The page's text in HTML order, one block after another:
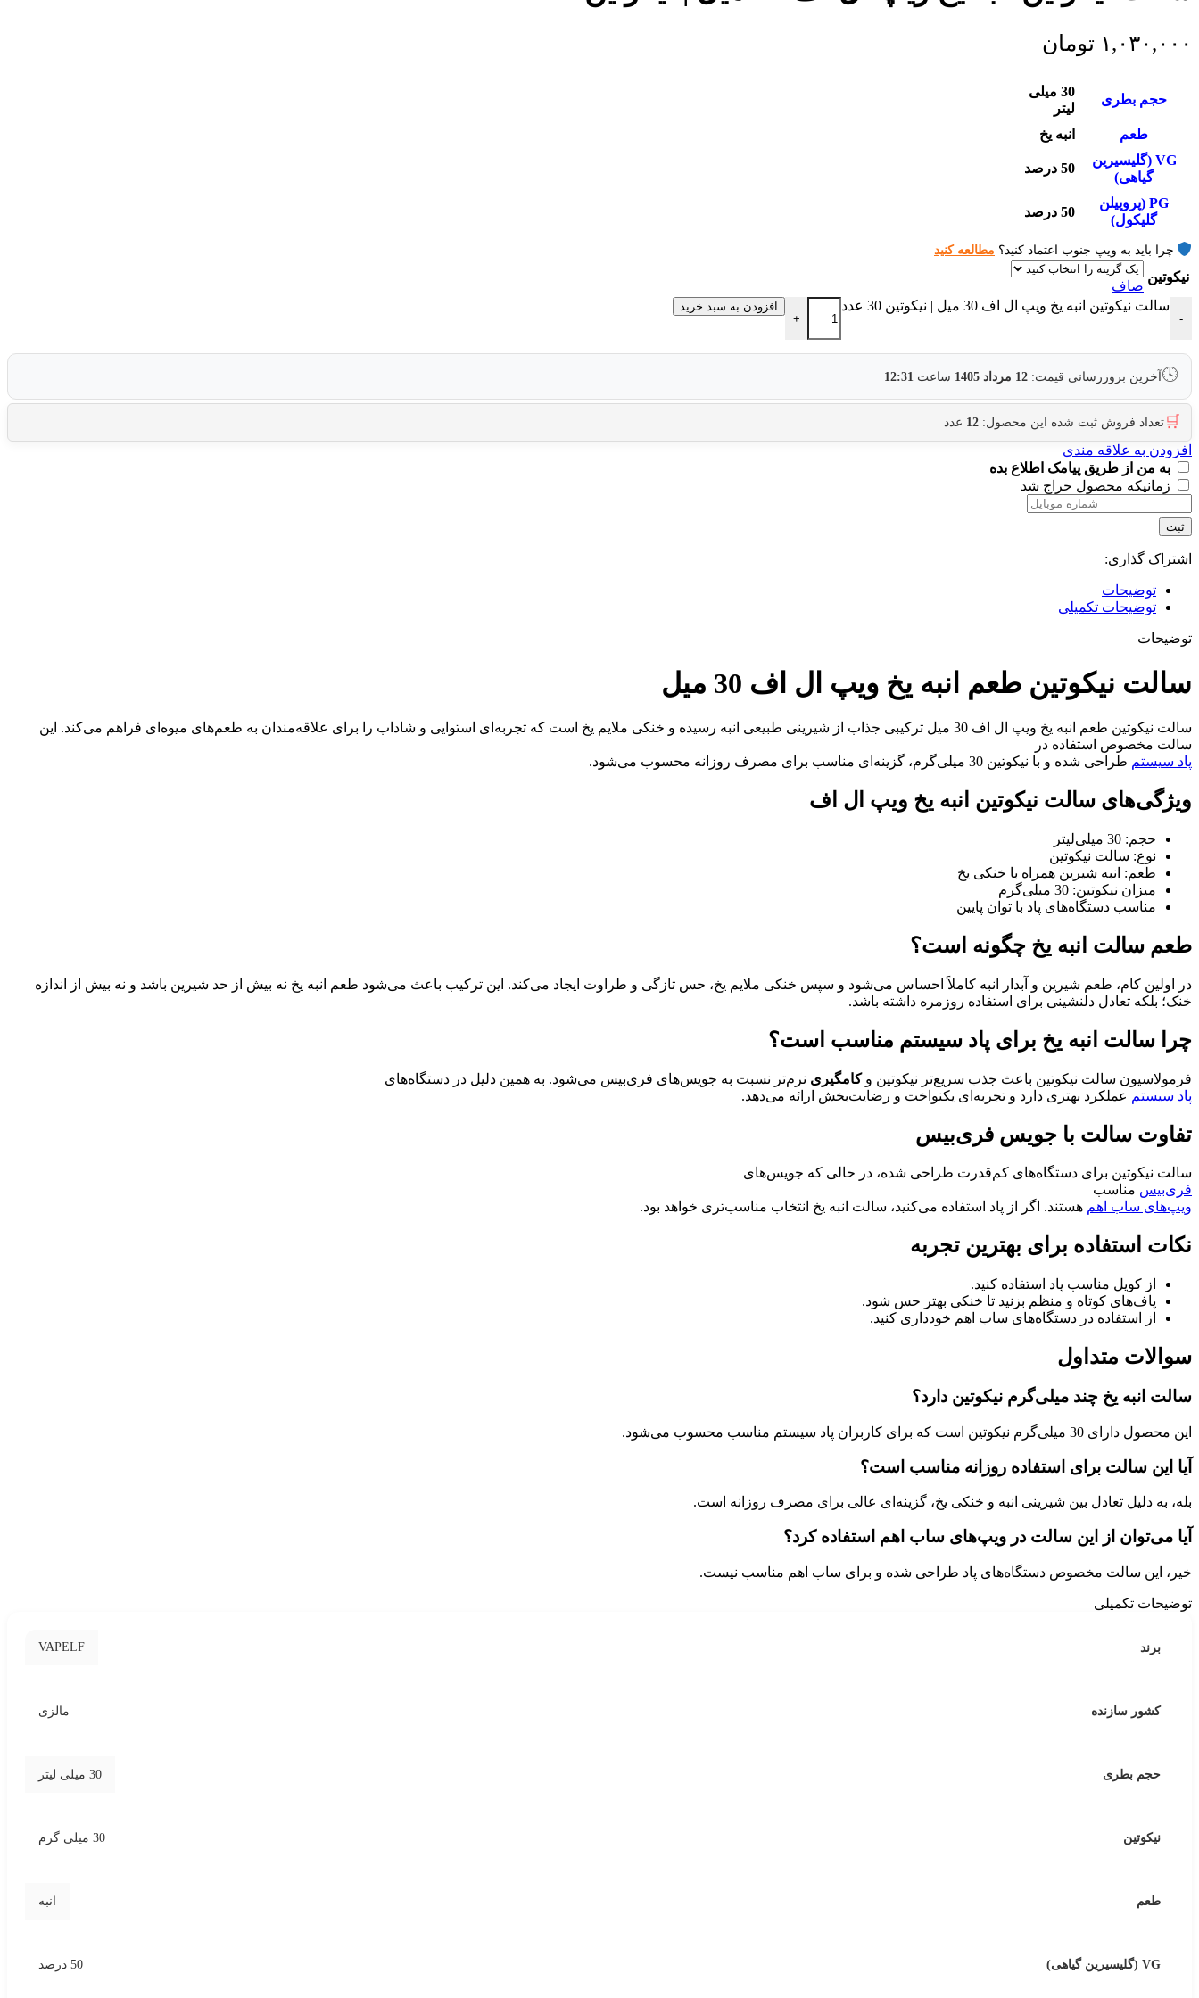
۱,۰۳۰,۰۰۰ تومان
حجم بطری
30 میلی
لیتر
طعم
انبه یخ
VG (گلیسیرین
گیاهی)
50 درصد
PG (پروپیلن
گلیکول)
50 درصد
چرا باید به ویپ جنوب اعتماد کنید؟ مطالعه کنید
نیکوتین
صاف
-
سالت نیکوتین انبه یخ ویپ ال اف 30 میل | نیکوتین 30 عدد
+
افزودن به سبد خرید
🕓 آخرین بروزرسانی قیمت: 12 مرداد 1405 ساعت 12:31
🛒 تعداد فروش ثبت شده این محصول: 12 عدد
افزودن به علاقه مندی
به من از طریق پیامک اطلاع بده
زمانیکه محصول حراج شد
ثبت
اشتراک گذاری:
توضیحات
توضیحات تکمیلی
توضیحات
سالت نیکوتین طعم انبه یخ ویپ ال اف 30 میل
سالت نیکوتین طعم انبه یخ ویپ ال اف 30 میل ترکیبی جذاب از شیرینی طبیعی انبه رسیده و خنکی ملایم یخ است که تجربه‌ای استوایی و شاداب را برای علاقه‌مندان به طعم‌های میوه‌ای فراهم می‌کند. این
سالت مخصوص استفاده در
پاد سیستم طراحی شده و با نیکوتین 30 میلی‌گرم، گزینه‌ای مناسب برای مصرف روزانه محسوب می‌شود.
ویژگی‌های سالت نیکوتین انبه یخ ویپ ال اف
حجم: 30 میلی‌لیتر
نوع: سالت نیکوتین
طعم: انبه شیرین همراه با خنکی یخ
میزان نیکوتین: 30 میلی‌گرم
مناسب دستگاه‌های پاد با توان پایین
طعم سالت انبه یخ چگونه است؟
در اولین کام، طعم شیرین و آبدار انبه کاملاً احساس می‌شود و سپس خنکی ملایم یخ، حس تازگی و طراوت ایجاد می‌کند. این ترکیب باعث می‌شود طعم انبه یخ نه بیش از حد شیرین باشد و نه بیش از اندازه
خنک؛ بلکه تعادل دلنشینی برای استفاده روزمره داشته باشد.
چرا سالت انبه یخ برای پاد سیستم مناسب است؟
فرمولاسیون سالت نیکوتین باعث جذب سریع‌تر نیکوتین وکامگیری نرم‌تر نسبت به جویس‌های فری‌بیس می‌شود. به همین دلیل در دستگاه‌های
پاد سیستم عملکرد بهتری دارد و تجربه‌ای یکنواخت و رضایت‌بخش ارائه می‌دهد.
تفاوت سالت با جویس فری‌بیس
سالت نیکوتین برای دستگاه‌های کم‌قدرت طراحی شده، در حالی که جویس‌های
فری‌بیس مناسب
ویپ‌های ساب اهم هستند. اگر از پاد استفاده می‌کنید، سالت انبه یخ انتخاب مناسب‌تری خواهد بود.
نکات استفاده برای بهترین تجربه
از کویل مناسب پاد استفاده کنید.
پاف‌های کوتاه و منظم بزنید تا خنکی بهتر حس شود.
از استفاده در دستگاه‌های ساب اهم خودداری کنید.
سوالات متداول
سالت انبه یخ چند میلی‌گرم نیکوتین دارد؟
این محصول دارای 30 میلی‌گرم نیکوتین است که برای کاربران پاد سیستم مناسب محسوب می‌شود.
آیا این سالت برای استفاده روزانه مناسب است؟
بله، به دلیل تعادل بین شیرینی انبه و خنکی یخ، گزینه‌ای عالی برای مصرف روزانه است.
آیا می‌توان از این سالت در ویپ‌های ساب اهم استفاده کرد؟
خیر، این سالت مخصوص دستگاه‌های پاد طراحی شده و برای ساب اهم مناسب نیست.
توضیحات تکمیلی
برند VAPELF
کشور سازنده مالزی
حجم بطری 30 میلی لیتر
نیکوتین 30 میلی گرم
طعم انبه
VG (گلیسیرین گیاهی) 50 درصد